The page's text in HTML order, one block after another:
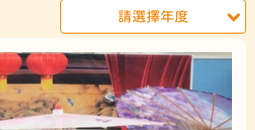
請選擇年度